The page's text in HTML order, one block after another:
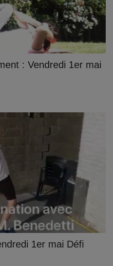
: Vendredi 1er mai
1er mai Défi